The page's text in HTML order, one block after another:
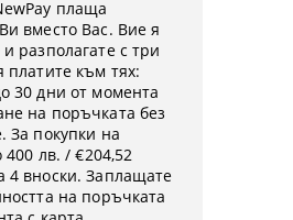
плаща
вместо Вас. Вие я
разполагате с три
платите към тях:
30 дни от момента
на поръчката без
За покупки на
400 лв. / €204,52
4 вноски. Заплащате
на поръчката